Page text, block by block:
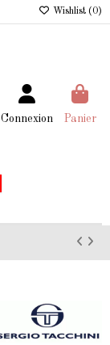
Wishlist (0)
Connexion Panier